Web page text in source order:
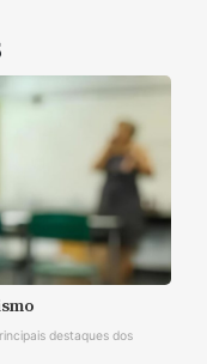
destaques dos